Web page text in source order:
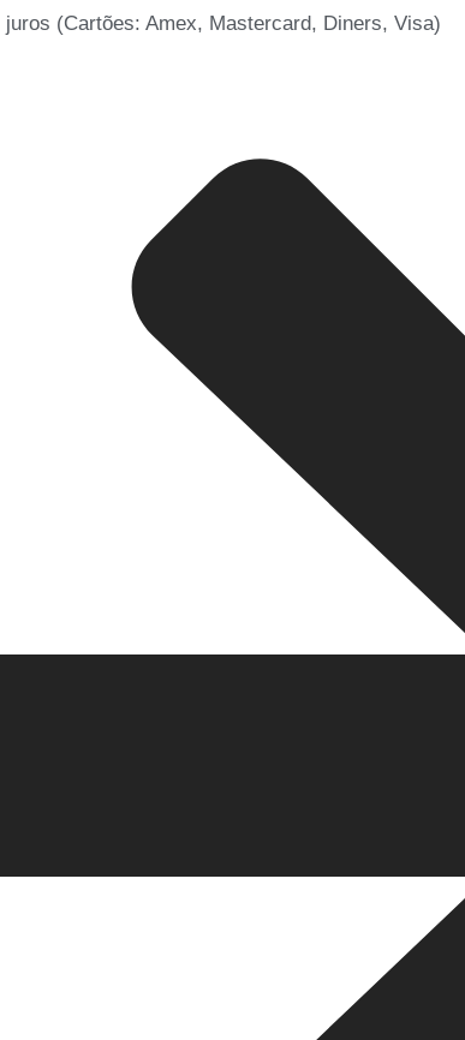
(Cartões: Amex, Mastercard, Diners, Visa)